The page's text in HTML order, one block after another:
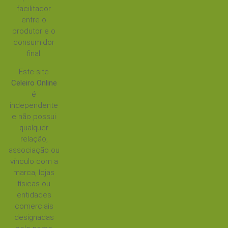
facilitador
entre o
produtor e o
consumidor
final.
Este site
Celeiro Online
é
independente
e não possui
qualquer
relação,
associação ou
vínculo com a
marca, lojas
físicas ou
entidades
comerciais
designadas